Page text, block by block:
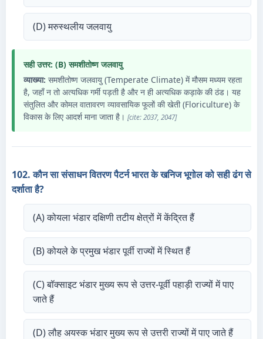
(D) मरुस्थलीय जलवायु
सही उत्तर: (B) समशीतोष्ण जलवायु
व्याख्या: समशीतोष्ण जलवायु (Temperate Climate) में मौसम मध्यम रहता
है, जहाँ न तो अत्यधिक गर्मी पड़ती है और न ही अत्यधिक कड़ाके की ठंड। यह
संतुलित और कोमल वातावरण व्यावसायिक फूलों की खेती (Floriculture) के
विकास के लिए आदर्श माना जाता है। [cite: 2037, 2047]
102. कौन सा संसाधन वितरण पैटर्न भारत के खनिज भूगोल को सही ढंग से
दर्शाता है?
(A) कोयला भंडार दक्षिणी तटीय क्षेत्रों में केंद्रित हैं
(B) कोयले के प्रमुख भंडार पूर्वी राज्यों में स्थित हैं
(C) बॉक्साइट भंडार मुख्य रूप से उत्तर-पूर्वी पहाड़ी राज्यों में पाए
जाते हैं
(D) लौह अयस्क भंडार मुख्य रूप से उत्तरी राज्यों में पाए जाते हैं